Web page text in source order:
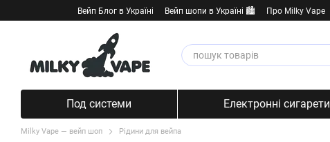
Перейти к основному контенту
Вейп Блог в Україні Вейп шопи в Україні 🏙️ Про Milky Vape
Под системи Електронні сигарети
Milky Vape — вейп шоп Рідини для вейпа